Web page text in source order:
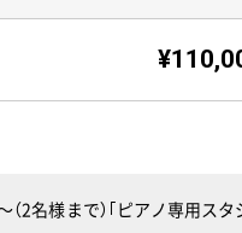
2名様まで）｢ピアノ専用ス